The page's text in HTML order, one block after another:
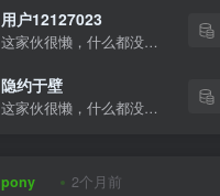
用户12127023
这家伙很懒，什么都没有写...
隐约于壁
这家伙很懒，什么都没有写...
pony 2个月前